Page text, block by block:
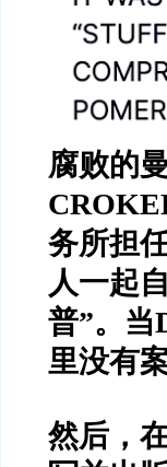
腐败的
务所担
人一起
普”。当
里没有
然后，